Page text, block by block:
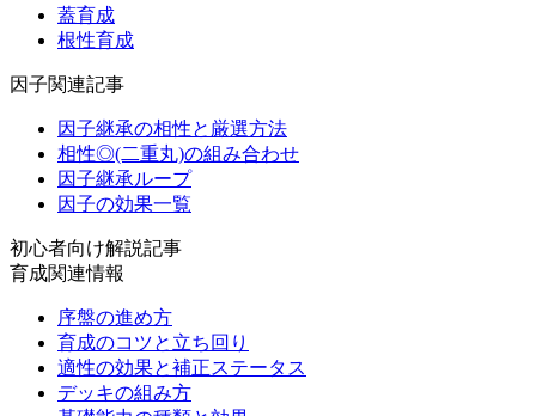
蓋育成
根性育成
因子関連記事
因子継承の相性と厳選方法
相性◎(二重丸)の組み合わせ
因子継承ループ
因子の効果一覧
初心者向け解説記事
育成関連情報
序盤の進め方
育成のコツと立ち回り
適性の効果と補正ステータス
デッキの組み方